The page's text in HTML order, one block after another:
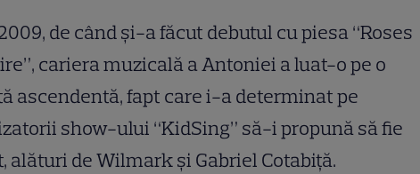
de când şi-a făcut debutul cu piesa “Roses
cariera muzicală a Antoniei a luat-o pe o
ascendentă, fapt care i-a determinat pe
show-ului “KidSing” să-i propună să fie
alături de Wilmark şi Gabriel Cotabiţă.